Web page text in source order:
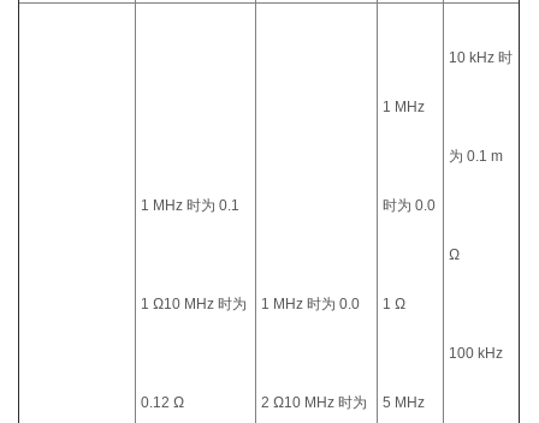
1 MHz 时为 0.1
1 Ω10 MHz 时为
0.12 Ω
1 MHz 时为 0.0
2 Ω10 MHz 时为
1 MHz
时为 0.0
1 Ω
5 MHz
10 kHz 时
为 0.1 m
Ω
100 kHz